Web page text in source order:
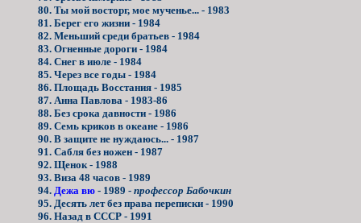
80. Ты мой восторг, мое мученье... - 1983
81. Берег его жизни - 1984
82. Меньший среди братьев - 1984
83. Огненные дороги - 1984
84. Снег в июле - 1984
85. Через все годы - 1984
86. Площадь Восстания - 1985
87. Анна Павлова - 1983-86
88. Без срока давности - 1986
89. Семь криков в океане - 1986
90. В защите не нуждаюсь... - 1987
91. Сабля без ножен - 1987
92. Щенок - 1988
93. Виза 48 часов - 1989
94. Дежа вю - 1989 -профессор Бабочкин
95. Десять лет без права переписки - 1990
96. Назад в СССР - 1991